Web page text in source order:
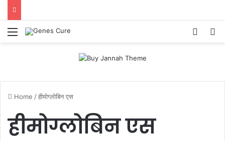
Menu Log In
Home /हीमोग्लोबिन एस
हीमोग्लोबिन एस